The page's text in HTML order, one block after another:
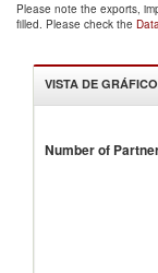
Please note the exports,
filled. Please check the
VISTA DE GRÁFICO
Number of